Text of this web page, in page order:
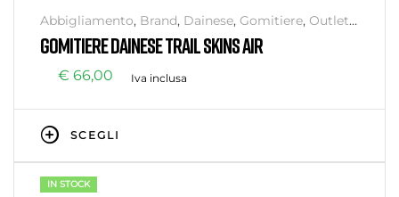
Abbigliamento, Brand, Dainese, Gomitiere, Outlet,
Protezioni Corpo,Senza categoria
GOMITIERE DAINESE TRAIL SKINS AIR
€ 66,00 Iva inclusa
SCEGLI
IN STOCK